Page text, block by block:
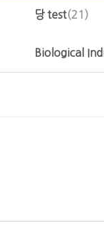
당 test(21)
Biological